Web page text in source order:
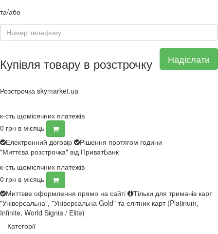
та/або
Надіслати
Купівля товару в розстрочку
Розстрочка skymarket.ua
к-сть щомісячних платежів
0 грн в місяць
Електронний договір
Рішення протягом години
"Миттєва розстрочка" від ПриватБанк
к-сть щомісячних платежів
0 грн в місяць
Миттєве оформлення прямо на сайті
Тільки для тримачів карт
"Універсальна", "Універсальна Gold" та елітних карт (Platinum,
Infinite, World Signia / Elite)
Категорії